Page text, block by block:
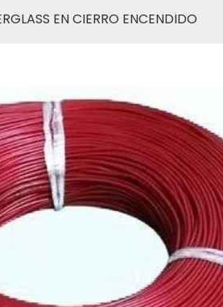
EN CIERRO ENCENDIDO